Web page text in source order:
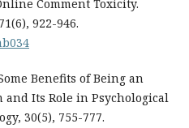
Comment Toxicity.
922-946.
Benefits of Being an
Its Role in Psychological
30(5), 755-777.